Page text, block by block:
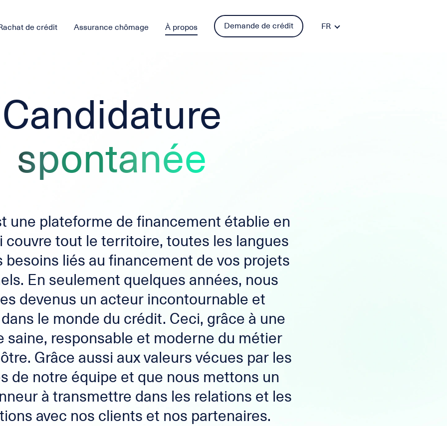
de crédit Assurance chômage À propos Demande de crédit
FR
Candidature
spontanée
une plateforme de financement établie en
couvre tout le territoire, toutes les langues
besoins liés au financement de vos projets
En seulement quelques années, nous
devenus un acteur incontournable et
le monde du crédit. Ceci, grâce à une
saine, responsable et moderne du métier
Grâce aussi aux valeurs vécues par les
de notre équipe et que nous mettons un
à transmettre dans les relations et les
avec nos clients et nos partenaires.